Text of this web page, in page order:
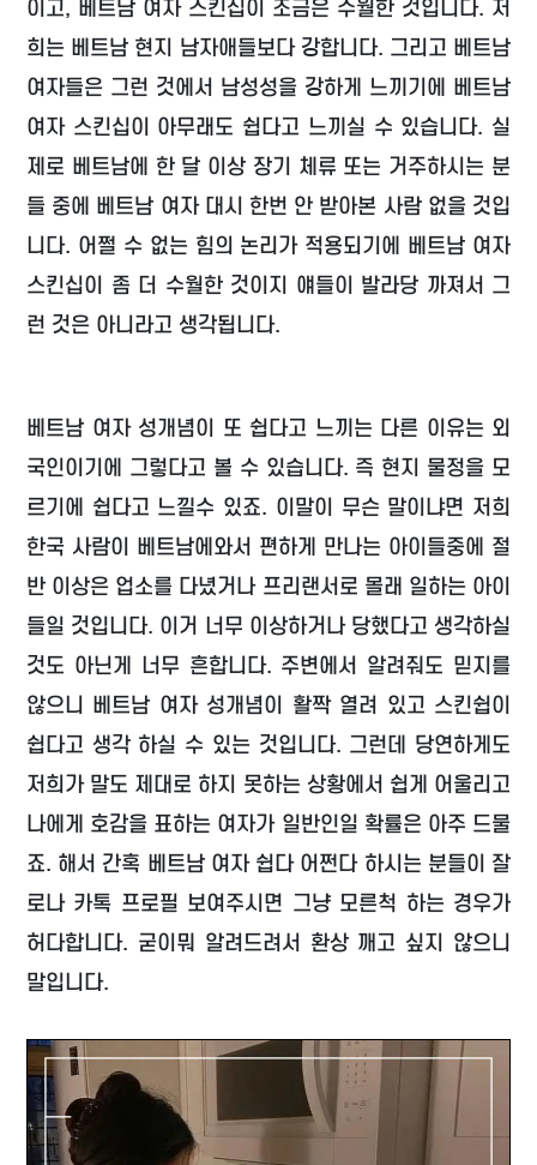
이고, 베트남 여자 스킨십이 조금은 수월한 것입니다. 저
희는 베트남 현지 남자애들보다 강합니다. 그리고 베트남
여자들은 그런 것에서 남성성을 강하게 느끼기에 베트남
여자 스킨십이 아무래도 쉽다고 느끼실 수 있습니다. 실
제로 베트남에 한 달 이상 장기 체류 또는 거주하시는 분
들 중에 베트남 여자 대시 한번 안 받아본 사람 없을 것입
니다. 어쩔 수 없는 힘의 논리가 적용되기에 베트남 여자
스킨십이 좀 더 수월한 것이지 얘들이 발라당 까져서 그
런 것은 아니라고 생각됩니다.
베트남 여자 성개념이 또 쉽다고 느끼는 다른 이유는 외
국인이기에 그렇다고 볼 수 있습니다. 즉 현지 물정을 모
르기에 쉽다고 느낄수 있죠. 이말이 무슨 말이냐면 저희
한국 사람이 베트남에와서 편하게 만나는 아이들중에 절
반 이상은 업소를 다녔거나 프리랜서로 몰래 일하는 아이
들일 것입니다. 이거 너무 이상하거나 당했다고 생각하실
것도 아닌게 너무 흔합니다. 주변에서 알려줘도 믿지를
않으니 베트남 여자 성개념이 활짝 열려 있고 스킨쉽이
쉽다고 생각 하실 수 있는 것입니다. 그런데 당연하게도
저희가 말도 제대로 하지 못하는 상황에서 쉽게 어울리고
나에게 호감을 표하는 여자가 일반인일 확률은 아주 드물
죠. 해서 간혹 베트남 여자 쉽다 어쩐다 하시는 분들이 잘
로나 카톡 프로필 보여주시면 그냥 모른척 하는 경우가
허다합니다. 굳이뭐 알려드려서 환상 깨고 싶지 않으니
말입니다.